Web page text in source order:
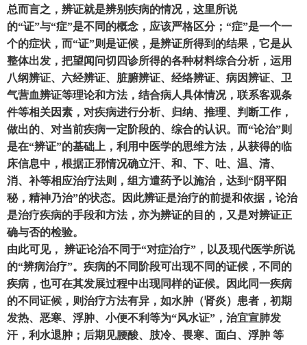
总而言之 ， 辨证就是辨别疾病的情况， 这里所说
的“证”与“症”是不同的概念 ， 应该严格区分； “症”是一个一
个的症状 ， 而“证”则是证候 ， 是辨证所得到的结果 ， 它是从
整体出发 ， 把望闻问切四诊所得的各种材料综合分析， 运用
八纲辨证、六经辨证、脏腑辨证、经络辨证、病因辨证、卫
气营血辨证等理论和方法， 结合病人具体情况， 联系客观条
件等相关因素 ， 对疾病进行分析、归纳、推理、判断工作 ，
做出的、对当前疾病一定阶段的、综合的认识。而“论治”则
是在“辨证”的基础上 ， 利用中医学的思维方法， 从获得的临
床信息中 ， 根据正邪情况确立汗、和、下、吐、温、清、
消、补等相应治疗法则 ， 组方遣药予以施治， 达到“阴平阳
秘， 精神乃治”的状态。因此辨证是治疗的前提和依据， 论治
是治疗疾病的手段和方法， 亦为辨证的目的 ， 又是对辨证正
确与否的检验。
由此可见， 辨证论治不同于“对症治疗” ， 以及现代医学所说
的“辨病治疗”。疾病的不同阶段可出现不同的证候 ， 不同的
疾病 ， 也可在其发展过程中出现同样的证候。因此同一疾病
的不同证候 ， 则治疗方法有异 ， 如水肿 （肾炎） 患者 ， 初期
发热、恶寒、浮肿、小便不利等为“风水证” ， 治宜宣肺发
汗， 利水退肿 ； 后期见腰酸、肢冷、畏寒、面白、浮肿 等